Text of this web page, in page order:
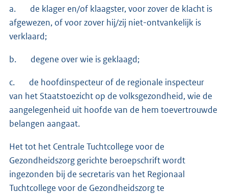
a. de klager en/of klaagster, voor zover de klacht is
afgewezen, of voor zover hij/zij niet-ontvankelijk is
verklaard;
b. degene over wie is geklaagd;
c. de hoofdinspecteur of de regionale inspecteur
van het Staatstoezicht op de volksgezondheid, wie de
aangelegenheid uit hoofde van de hem toevertrouwde
belangen aangaat.
Het tot het Centrale Tuchtcollege voor de
Gezondheidszorg gerichte beroep­schrift wordt
ingezon­den bij de secretaris van het Regionaal
Tuchtcolle­ge voor de Gezondheidszorg te